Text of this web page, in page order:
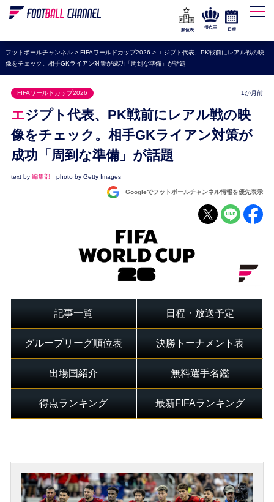
WEリーグ
海外サッカー
プレミアリーグ
ラ・リーガ
セリエA
ブンデスリーガ
UEFA
ナショナルチーム
順位表
得点王 日程
フットボールチャンネル> FIFAワールドカップ2026 > エジプト代表、PK戦前にレアル戦の映
像をチェック。相手GKライアン対策が成功「周到な準備」が話題
FIFAワールドカップ2026 1か月前
エジプト代表、PK戦前にレアル戦の映
像をチェック。相手GKライアン対策が
成功「周到な準備」が話題
text by 編集部 photo by Getty Images
Googleでフットボールチャンネル情報を優先表示
記事一覧 日程・放送予定
グループリーグ順位表 決勝トーナメント表
出場国紹介 無料選手名鑑
得点ランキング 最新FIFAランキング